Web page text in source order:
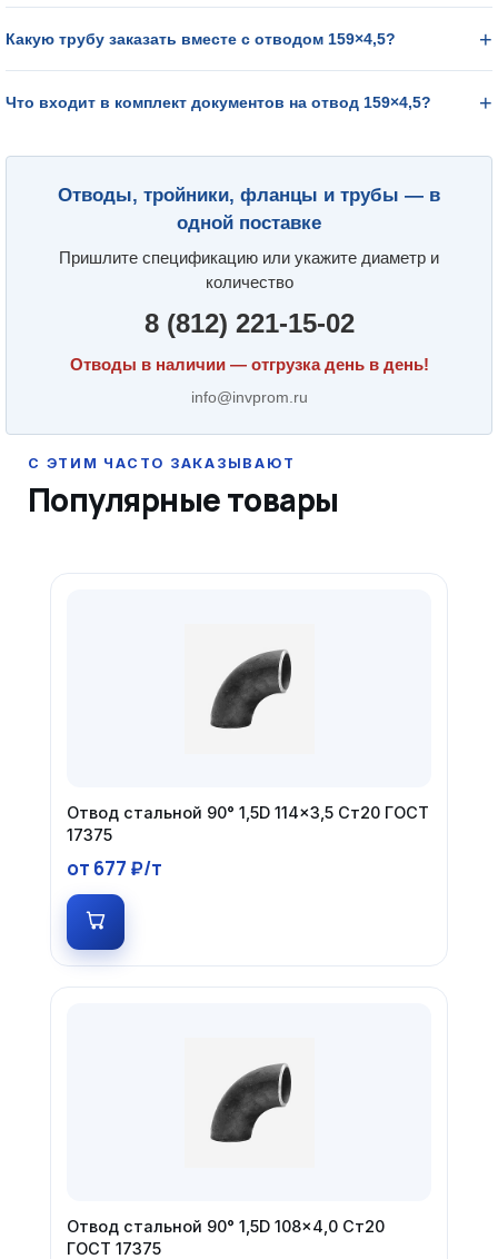
Какую трубу заказать вместе с отводом 159×4,5?
Что входит в комплект документов на отвод 159×4,5?
Отводы, тройники, фланцы и трубы — в
одной поставке
Пришлите спецификацию или укажите диаметр и
количество
8 (812) 221-15-02
Отводы в наличии — отгрузка день в день!
info@invprom.ru
Популярные товары
Отвод стальной 90° 1,5D 114×3,5 Ст20 ГОСТ
17375
от 677 ₽/т
Отвод стальной 90° 1,5D 108×4,0 Ст20
ГОСТ 17375